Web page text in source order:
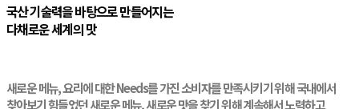
국산 기술력을 바탕으로 만들어지는
다채로운 세계의 맛
새로운 메뉴, 요리에 대한 Needs를 가진 소비자를 만족시키기 위해 국내에서
찾아보기 힘들었던 새로운 메뉴, 새로운 맛을 찾기 위해 계속해서 노력하고